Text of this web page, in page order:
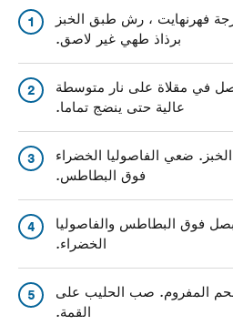
1
الفرن إلى 400 درجة فهرنهايت ، رش طبق الخبز
برذاذ طهي غير لاصق.
2
في مقلاة على نار متوسطة
عالية حتى ينضج تماما.
3
ضعي الفاصوليا الخضراء
فوق البطاطس.
4
فوق البطاطس والفاصوليا
الخضراء.
5
المفروم. صب الحليب على
القمة.